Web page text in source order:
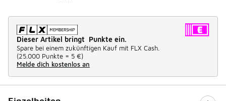
Dieser Artikel bringt Punkte ein.
Spare bei einem zukünftigen Kauf mit FLX Cash.
(25.000 Punkte = 5 €)
Melde dich kostenlos an